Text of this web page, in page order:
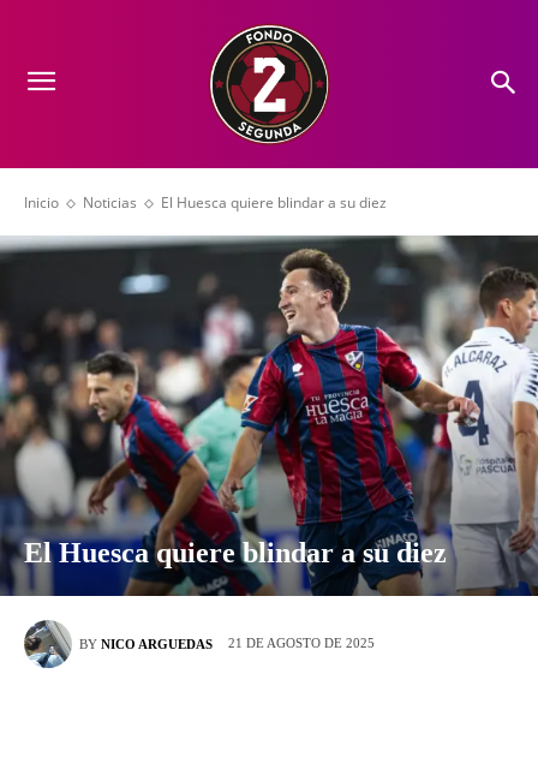
Inicio Noticias El Huesca quiere blindar a su diez
El Huesca quiere blindar a su diez
BY NICO ARGUEDAS 21 DE AGOSTO DE 2025